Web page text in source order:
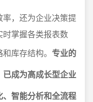
，还为企业决策提
掌握各类报表数
库存结构。 专业的
已成为高成长型企业
智能分析和全流程